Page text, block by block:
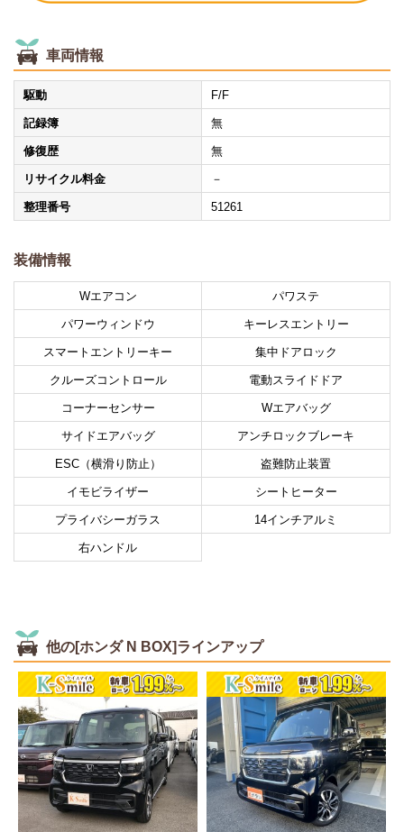
車両情報
駆動 F/F
記録簿 無
修復歴 無
リサイクル料金 －
整理番号 51261
装備情報
Wエアコン パワステ
パワーウィンドウ キーレスエントリー
スマートエントリーキー 集中ドアロック
クルーズコントロール 電動スライドドア
コーナーセンサー Wエアバッグ
サイドエアバッグ アンチロックブレーキ
ESC（横滑り防止） 盗難防止装置
イモビライザー シートヒーター
プライバシーガラス 14インチアルミ
右ハンドル
他の[ホンダ N BOX]ラインアップ